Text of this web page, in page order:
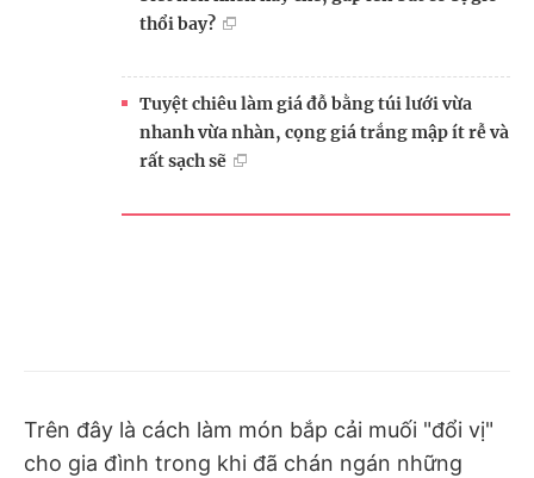
thổi bay?
Tuyệt chiêu làm giá đỗ bằng túi lưới vừa
nhanh vừa nhàn, cọng giá trắng mập ít rễ và
rất sạch sẽ
Trên đây là cách làm món bắp cải muối "đổi vị"
cho gia đình trong khi đã chán ngán những